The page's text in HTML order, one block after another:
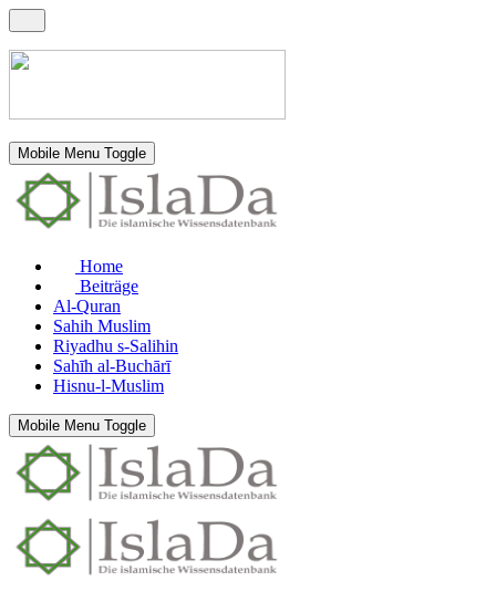
Mobile Menu Toggle
Home
Beiträge
Al-Quran
Sahih Muslim
Riyadhu s-Salihin
Sahīh al-Buchārī
Hisnu-l-Muslim
Mobile Menu Toggle